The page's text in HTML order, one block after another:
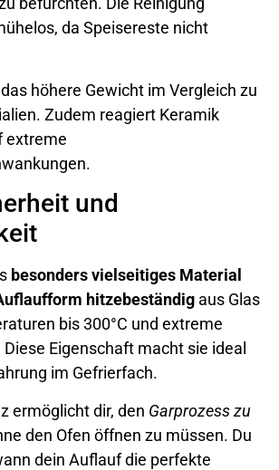
da Speisereste nicht
höhere Gewicht im Vergleich zu
Zudem reagiert Keramik
extreme
und
besonders vielseitiges Material
hitzebeständig aus Glas
bis 300°C und extreme
Diese Eigenschaft macht sie ideal
im Gefrierfach.
ermöglicht dir, den Garprozess zu
den Ofen öffnen zu müssen. Du
dein Auflauf die perfekte